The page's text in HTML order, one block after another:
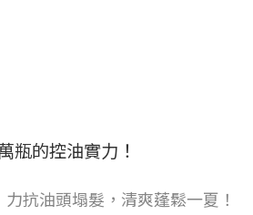
瓶的控油實力！
抗油頭塌髮，清爽蓬鬆一夏！